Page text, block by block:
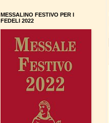
MESSALINO FESTIVO PER I
FEDELI 2022